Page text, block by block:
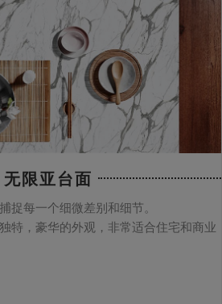
无限亚台面
捉每一个细微差别和细节。
特，豪华的外观，非常适合住宅和商业